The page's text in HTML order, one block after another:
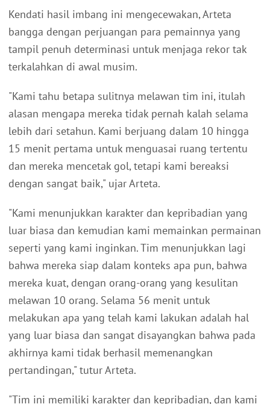
Kendati hasil imbang ini mengecewakan, Arteta
bangga dengan perjuangan para pemainnya yang
tampil penuh determinasi untuk menjaga rekor tak
terkalahkan di awal musim.
"Kami tahu betapa sulitnya melawan tim ini, itulah
alasan mengapa mereka tidak pernah kalah selama
lebih dari setahun. Kami berjuang dalam 10 hingga
15 menit pertama untuk menguasai ruang tertentu
dan mereka mencetak gol, tetapi kami bereaksi
dengan sangat baik," ujar Arteta.
"Kami menunjukkan karakter dan kepribadian yang
luar biasa dan kemudian kami memainkan permainan
seperti yang kami inginkan. Tim menunjukkan lagi
bahwa mereka siap dalam konteks apa pun, bahwa
mereka kuat, dengan orang-orang yang kesulitan
melawan 10 orang. Selama 56 menit untuk
melakukan apa yang telah kami lakukan adalah hal
yang luar biasa dan sangat disayangkan bahwa pada
akhirnya kami tidak berhasil memenangkan
pertandingan," tutur Arteta.
"Tim ini memiliki karakter dan kepribadian, dan kami